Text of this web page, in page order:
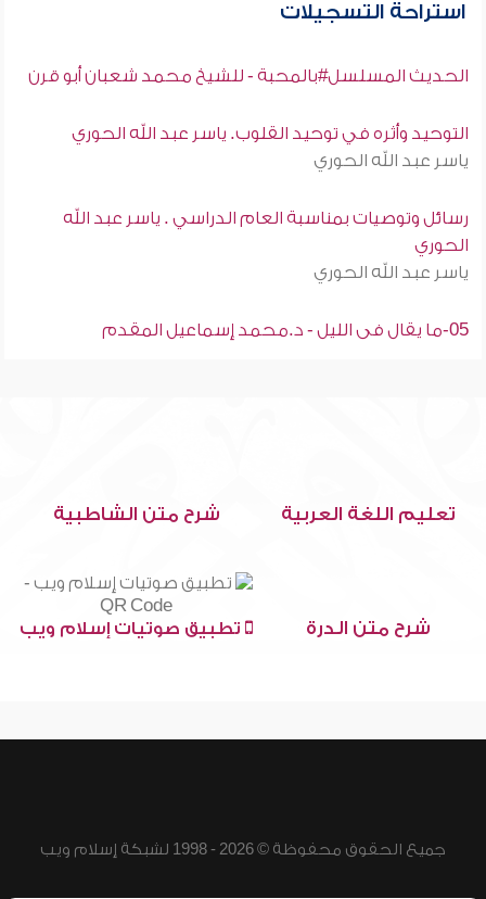
استراحة التسجيلات
الحديث المسلسل#بالمحبة - للشيخ محمد شعبان أبو قرن
التوحيد وأثره في توحيد القلوب. ياسر عبد الله الحوري
ياسر عبد الله الحوري
رسائل وتوصيات بمناسبة العام الدراسي . ياسر عبد الله
الحوري
ياسر عبد الله الحوري
05-ما يقال فى الليل - د.محمد إسماعيل المقدم
تعليم اللغة العربية شرح متن الشاطبية
شرح متن الدرة تطبيق صوتيات إسلام ويب
جميع الحقوق محفوظة © 2026 - 1998 لشبكة إسلام ويب